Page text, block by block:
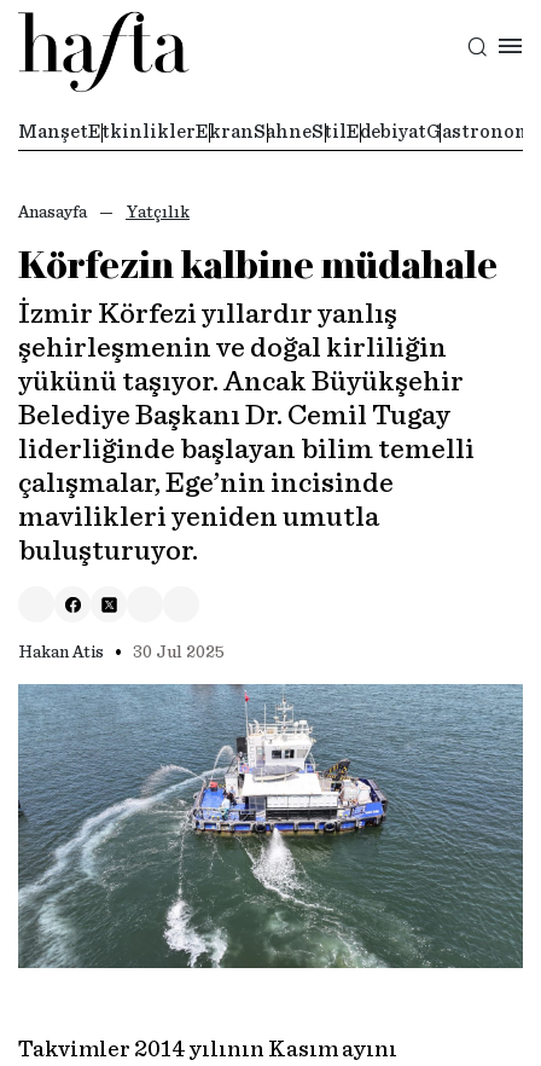
ManşetEtkinliklerEkranSahneStil EdebiyatGastronomi
Anasayfa Yatçılık
Körfezin kalbine müdahale
İzmir Körfezi yıllardır yanlış
şehirleşmenin ve doğal kirliliğin
yükünü taşıyor. Ancak Büyükşehir
Belediye Başkanı Dr. Cemil Tugay
liderliğinde başlayan bilim temelli
çalışmalar, Ege’nin incisinde
mavilikleri yeniden umutla
buluşturuyor.
Hakan Atis • 30 Jul 2025
Takvimler 2014 yılının Kasım ayını